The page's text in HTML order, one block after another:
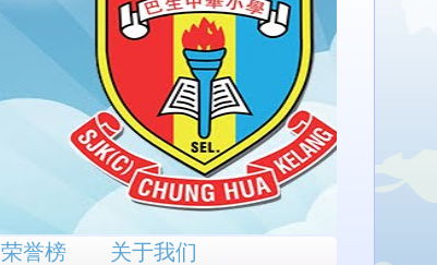
荣誉榜 关于我们